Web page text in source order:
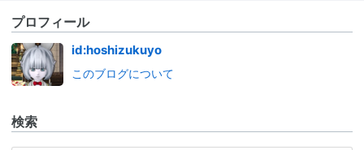
プロフィール
id:hoshizukuyo
このブログについて
検索